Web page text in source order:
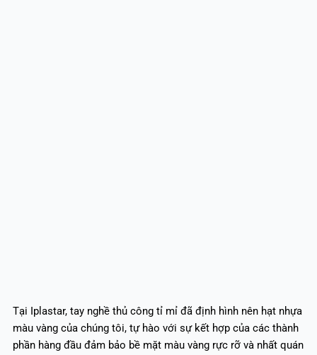
Tại Iplastar, tay nghề thủ công tỉ mỉ đã định hình nên hạt nhựa
màu vàng của chúng tôi, tự hào với sự kết hợp của các thành
phần hàng đầu đảm bảo bề mặt màu vàng rực rỡ và nhất quán